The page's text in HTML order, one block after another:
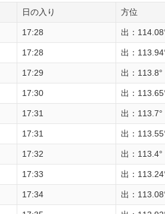
日の入り 方位
17:28 出：
17:28 出：
17:29 出：
17:30 出：
17:31 出：
17:31 出：
17:32 出：
17:33 出：
17:34 出：